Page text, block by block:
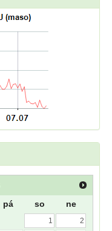
pá so ne
1
2